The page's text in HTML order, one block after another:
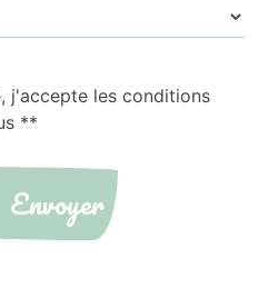
j'accepte les conditions
**
Envoyer